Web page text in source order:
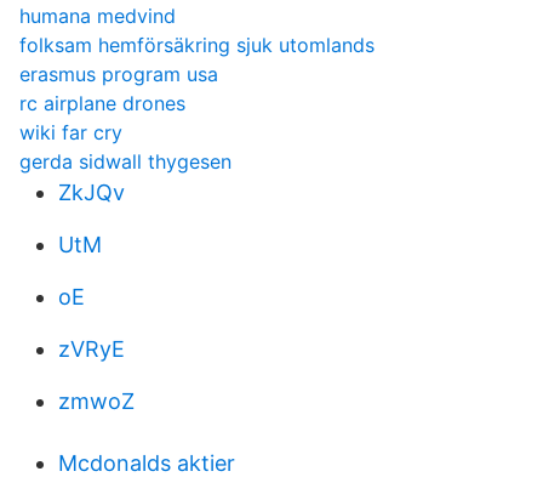
humana medvind
folksam hemförsäkring sjuk utomlands
erasmus program usa
rc airplane drones
wiki far cry
gerda sidwall thygesen
ZkJQv
UtM
oE
zVRyE
zmwoZ
Mcdonalds aktier